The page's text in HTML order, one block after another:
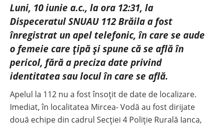
Luni, 10 iunie a.c., la ora 12:31, la
Dispeceratul SNUAU 112 Brăila a fost
înregistrat un apel telefonic, în care se aude
o femeie care țipă și spune că se află în
pericol, fără a preciza date privind
identitatea sau locul în care se află.
Apelul la 112 nu a fost însoțit de date de localizare.
Imediat, în localitatea Mircea- Vodă au fost dirijate
două echipe din cadrul Secției 4 Poliție Rurală Ianca,